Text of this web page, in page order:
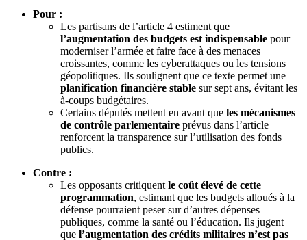
Pour :
Les partisans de l’article 4 estiment que
l’augmentation des budgets est indispensable pour
moderniser l’armée et faire face à des menaces
croissantes, comme les cyberattaques ou les tensions
géopolitiques. Ils soulignent que ce texte permet une
planification financière stable sur sept ans, évitant les
à-coups budgétaires.
Certains députés mettent en avant que les mécanismes
de contrôle parlementaire prévus dans l’article
renforcent la transparence sur l’utilisation des fonds
publics.
Contre :
Les opposants critiquent le coût élevé de cette
programmation, estimant que les budgets alloués à la
défense pourraient peser sur d’autres dépenses
publiques, comme la santé ou l’éducation. Ils jugent
que l’augmentation des crédits militaires n’est pas